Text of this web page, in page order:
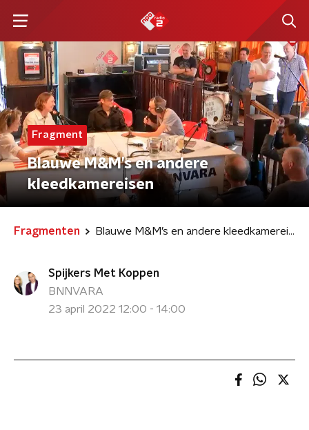
Fragment
Blauwe M&M’s en andere
kleedkamereisen
Fragmenten Blauwe M&M’s en andere kleedkamereisen
Spijkers Met Koppen
BNNVARA
23 april 2022 12:00 - 14:00